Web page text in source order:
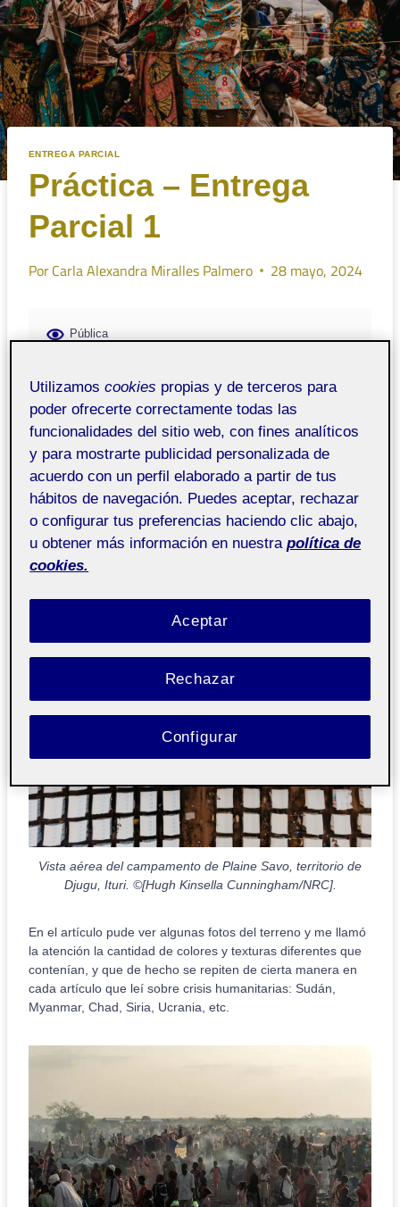
ENTREGA PARCIAL
Práctica – Entrega
Parcial 1
PorCarla Alexandra Miralles Palmero 28 mayo, 2024
Pública
La Textura de los refugiados
Recientemente estuve leyendo una historia de unos
refugiados que huían de los enfrentamientos armados en la
República Democrática del Congo, y tuvieron que andar
durante días unos 245 km hasta llegar a una aldea cercana.
El artículo era del 2022, pero sé que esta podría ser la
historia de cualquiera de los refugiados o desplazados del
mundo.
Vista aérea del campamento de Plaine Savo, territorio de
Djugu, Ituri. ©[Hugh Kinsella Cunningham/NRC].
En el artículo pude ver algunas fotos del terreno y me llamó
la atención la cantidad de colores y texturas diferentes que
contenían, y que de hecho se repiten de cierta manera en
cada artículo que leí sobre crisis humanitarias: Sudán,
Myanmar, Chad, Siria, Ucrania, etc.
Utilizamoscookies propias y de terceros para
poder ofrecerte correctamente todas las
funcionalidades del sitio web, con fines analíticos
y para mostrarte publicidad personalizada de
acuerdo con un perfil elaborado a partir de tus
hábitos de navegación. Puedes aceptar, rechazar
o configurar tus preferencias haciendo clic abajo,
u obtener más información en nuestra política de
cookies.
Rechazar
Aceptar
Configurar